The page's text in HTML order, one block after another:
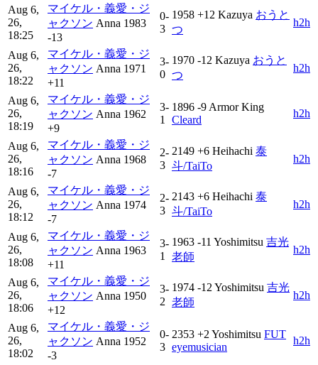
Aug 6,
26,
18:25
マイケル・義愛・ジ
ャクソン Anna 1983
-13
0-
3
1958 +12 Kazuya おうと
つ
h2h
Aug 6,
26,
18:22
マイケル・義愛・ジ
ャクソン Anna 1971
+11
3-
0
1970 -12 Kazuya おうと
つ
h2h
Aug 6,
26,
18:19
マイケル・義愛・ジ
ャクソン Anna 1962
+9
3-
1
1896 -9 Armor King
Cleard
h2h
Aug 6,
26,
18:16
マイケル・義愛・ジ
ャクソン Anna 1968
-7
2-
3
2149 +6 Heihachi 泰
斗/TaiTo
h2h
Aug 6,
26,
18:12
マイケル・義愛・ジ
ャクソン Anna 1974
-7
2-
3
2143 +6 Heihachi 泰
斗/TaiTo
h2h
Aug 6,
26,
18:08
マイケル・義愛・ジ
ャクソン Anna 1963
+11
3-
1
1963 -11 Yoshimitsu 吉光
老師
h2h
Aug 6,
26,
18:06
マイケル・義愛・ジ
ャクソン Anna 1950
+12
3-
2
1974 -12 Yoshimitsu 吉光
老師
h2h
Aug 6,
26,
18:02
マイケル・義愛・ジ
ャクソン Anna 1952
-3
0-
3
2353 +2 Yoshimitsu FUT
eyemusician
h2h